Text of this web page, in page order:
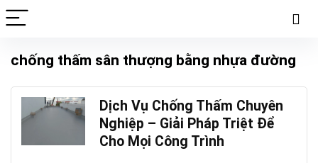
chống thấm sân thượng bằng nhựa đường
Dịch Vụ Chống Thấm Chuyên
Nghiệp – Giải Pháp Triệt Để
Cho Mọi Công Trình